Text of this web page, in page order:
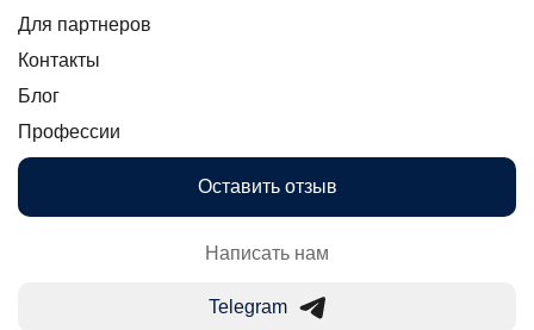
Для партнеров
Контакты
Блог
Профессии
Оставить отзыв
Написать нам
Telegram